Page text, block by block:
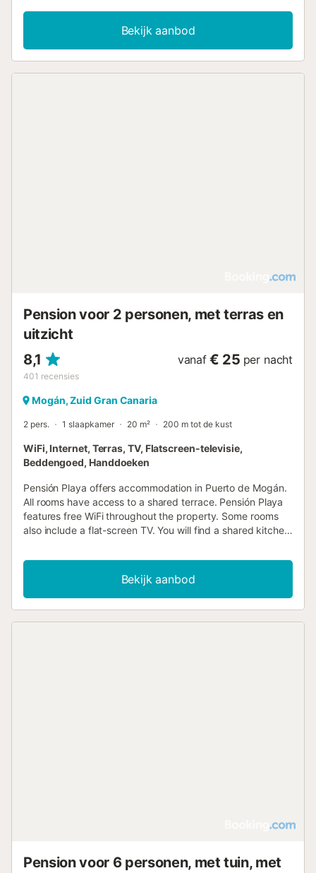
Bekijk aanbod
Pension voor 2 personen, met terras en
uitzicht
8,1
401 recensies
vanaf € 25 per nacht
Mogán, Zuid Gran Canaria
2 pers. 1 slaapkamer 20 m² 200 m tot de kust
WiFi, Internet, Terras, TV, Flatscreen-televisie,
Beddengoed, Handdoeken
Pensión Playa offers accommodation in Puerto de Mogán.
All rooms have access to a shared terrace. Pensión Playa
features free WiFi throughout the property. Some rooms
also include a flat-screen TV. You will find a shared kitchen
Bekijk aanbod
Pension voor 6 personen, met tuin, met